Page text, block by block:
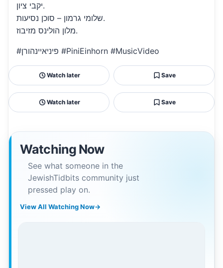
יקבי ציון.
שלומי גרמון – סוכן נסיעות.
מלון הולינס מזיבוז.
#פיניאיינהורן #PiniEinhorn #MusicVideo
Watch later Save
Watch later Save
Watching Now
See what someone in the
JewishTidbits community just
pressed play on.
View All Watching Now→